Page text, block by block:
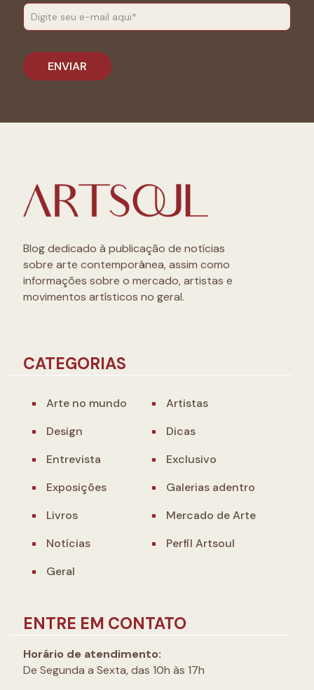
Blog dedicado à publicação de notícias
sobre arte contemporânea, assim como
informações sobre o mercado, artistas e
movimentos artísticos no geral.
CATEGORIAS
Arte no mundo
Artistas
Design
Dicas
Entrevista
Exclusivo
Exposições
Galerias adentro
Livros
Mercado de Arte
Notícias
Perfil Artsoul
Geral
ENTRE EM CONTATO
Horário de atendimento:
De Segunda a Sexta, das 10h às 17h